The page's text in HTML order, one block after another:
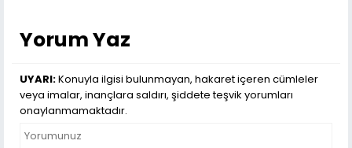
Yorum Yaz
UYARI:Konuyla ilgisi bulunmayan, hakaret içeren cümleler
veya imalar, inançlara saldırı, şiddete teşvik yorumları
onaylanmamaktadır.